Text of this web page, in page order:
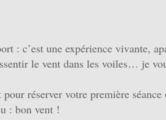
: c’est une expérience vivante,
le vent dans les voiles… je
réserver votre première
: bon vent !